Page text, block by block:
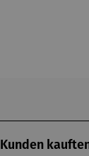
Kunden